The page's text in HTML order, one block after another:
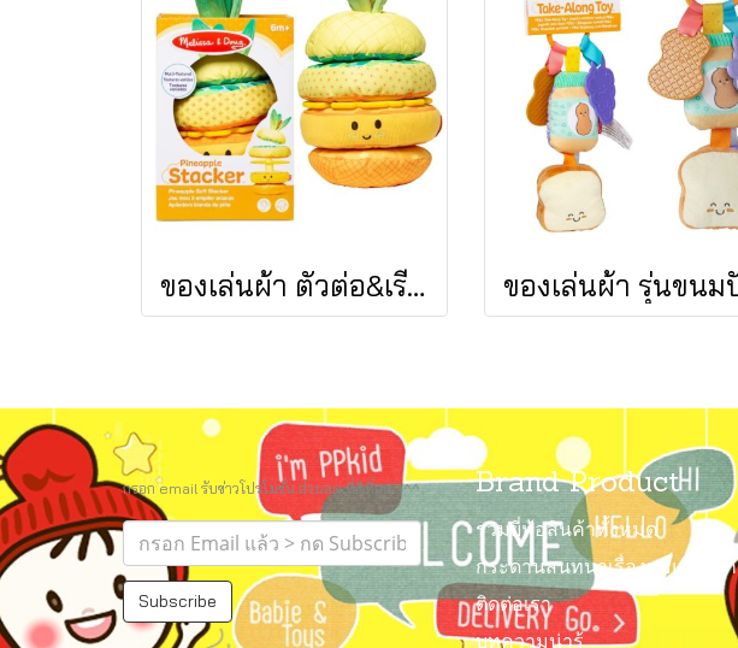
ของเล่นผ้า ตัวต่อ&เรียง รุ่นสับปะรด เขย่ามีเสียง Pineapple Stacker รุ่น 30743 ยี่ห้อ Melissa & Doug
กรอก email รับข่าวโปรโมชั่น ส่วนลด ที่ดีที่สุด.. ^^
Subscribe
Brand Product
รวมยี่ห้อสินค้าทั้งหมด
กระดานสนทนาเรื่องแม่และเด็ก
ติดต่อเรา
บทความน่ารู้